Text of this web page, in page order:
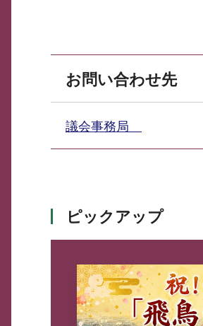
お問い合わせ先
議会事務局
ピックアップ